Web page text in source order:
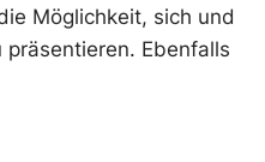
Möglichkeit, sich und
Ebenfalls